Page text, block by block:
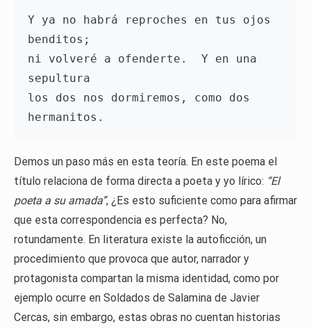
Y ya no habrá reproches en tus ojos
benditos;
ni volveré a ofenderte.  Y en una
sepultura
los dos nos dormiremos, como dos
Demos un paso más en esta teoría. En este poema el
título relaciona de forma directa a poeta y yo lírico: “El
poeta a su amada”, ¿Es esto suficiente como para afirmar
que esta correspondencia es perfecta? No,
rotundamente. En literatura existe la autoficción, un
procedimiento que provoca que autor, narrador y
protagonista compartan la misma identidad, como por
ejemplo ocurre en Soldados de Salamina de Javier
Cercas, sin embargo, estas obras no cuentan historias